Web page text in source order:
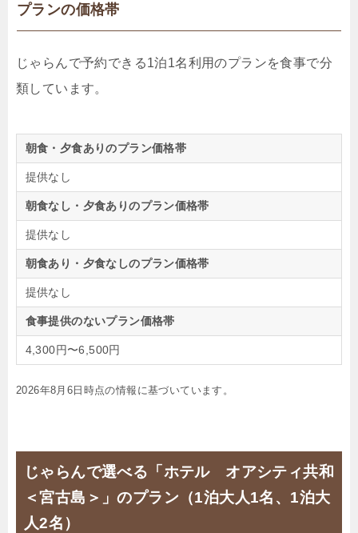
プランの価格帯
じゃらんで予約できる1泊1名利用のプランを食事で分
類しています。
朝食・夕食ありのプラン価格帯
提供なし
朝食なし・夕食ありのプラン価格帯
提供なし
朝食あり・夕食なしのプラン価格帯
提供なし
食事提供のないプラン価格帯
4,300円〜6,500円
2026年8月6日時点の情報に基づいています。
じゃらんで選べる「ホテル オアシティ共和
＜宮古島＞」のプラン（1泊大人1名、1泊大
人2名）